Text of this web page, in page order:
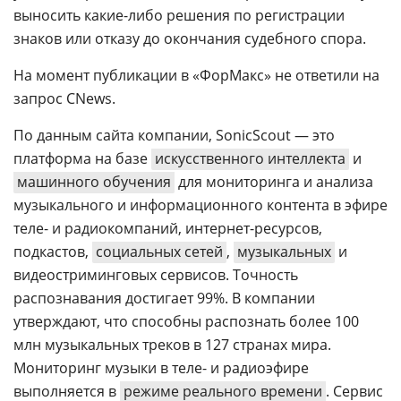
выносить какие-либо решения по регистрации
знаков или отказу до окончания судебного спора.
На момент публикации в «ФорМакс» не ответили на
запрос CNews.
По данным сайта компании, SonicScout — это
платформа на базе искусственного интеллекта и
машинного обучения для мониторинга и анализа
музыкального и информационного контента в эфире
теле- и радиокомпаний, интернет-ресурсов,
подкастов, социальных сетей , музыкальных и
видеостриминговых сервисов. Точность
распознавания достигает 99%. В компании
утверждают, что способны распознать более 100
млн музыкальных треков в 127 странах мира.
Мониторинг музыки в теле- и радиоэфире
выполняется в режиме реального времени . Сервис